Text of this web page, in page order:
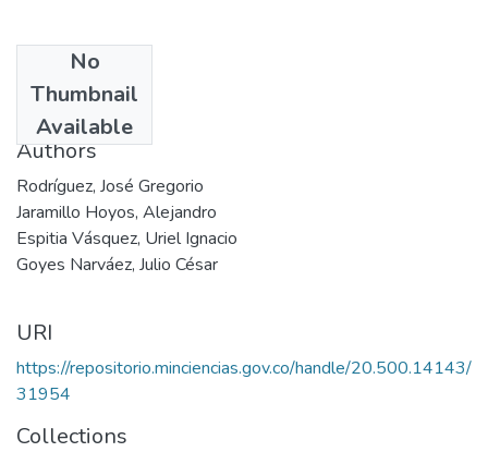
No
Thumbnail
Available
2003
Authors
Rodríguez, José Gregorio
Jaramillo Hoyos, Alejandro
Espitia Vásquez, Uriel Ignacio
Goyes Narváez, Julio César
URI
https://repositorio.minciencias.gov.co/handle/20.500.14143/
31954
Collections